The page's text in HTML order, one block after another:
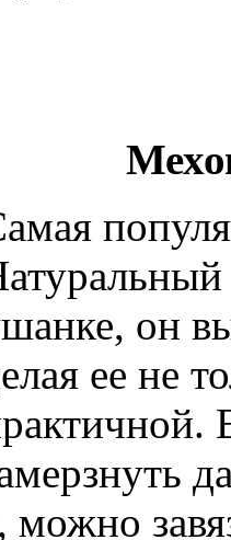
он
ее не
можно